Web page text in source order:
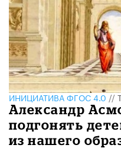
ИНИЦИАТИВА ФГОС 4.0//
Александр
подгонять
из нашего